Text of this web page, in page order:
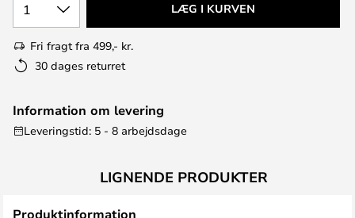
1 LÆG I KURVEN
Fri fragt fra 499,- kr.
30 dages returret
Information om levering
Leveringstid: 5 - 8 arbejdsdage
LIGNENDE PRODUKTER
Produktinformation